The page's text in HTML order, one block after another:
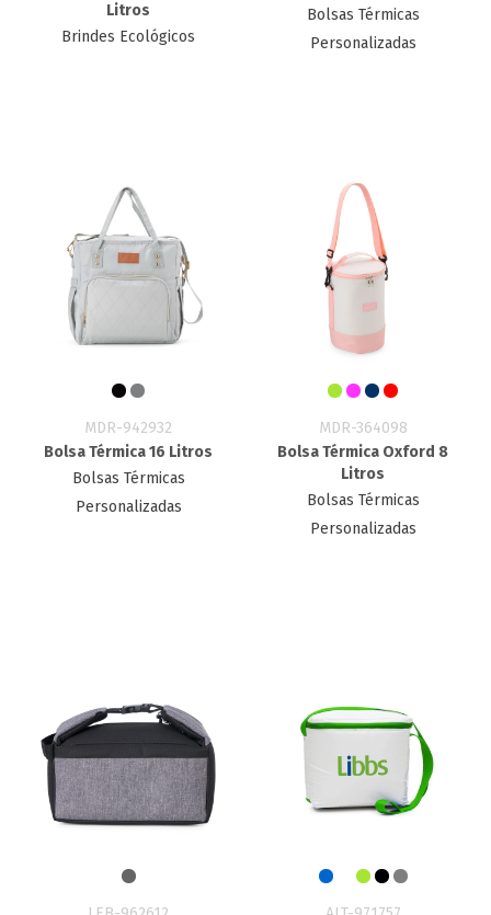
Litros
Brindes Ecológicos
Bolsas Térmicas
Personalizadas
MDR-942932
Bolsa Térmica 16 Litros
Bolsas Térmicas
Personalizadas
MDR-364098
Bolsa Térmica Oxford 8
Litros
Bolsas Térmicas
Personalizadas